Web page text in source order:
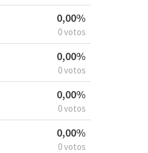
0,00%
0 votos
0,00%
0 votos
0,00%
0 votos
0,00%
0 votos